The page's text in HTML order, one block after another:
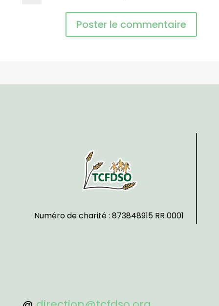
Numéro de charité : 873848915 RR 0001